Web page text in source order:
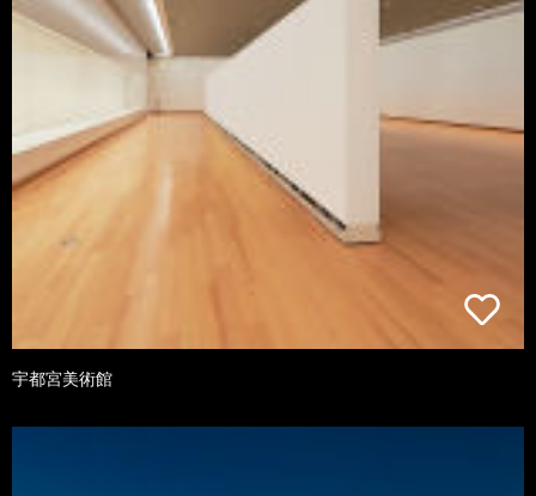
宇都宮美術館